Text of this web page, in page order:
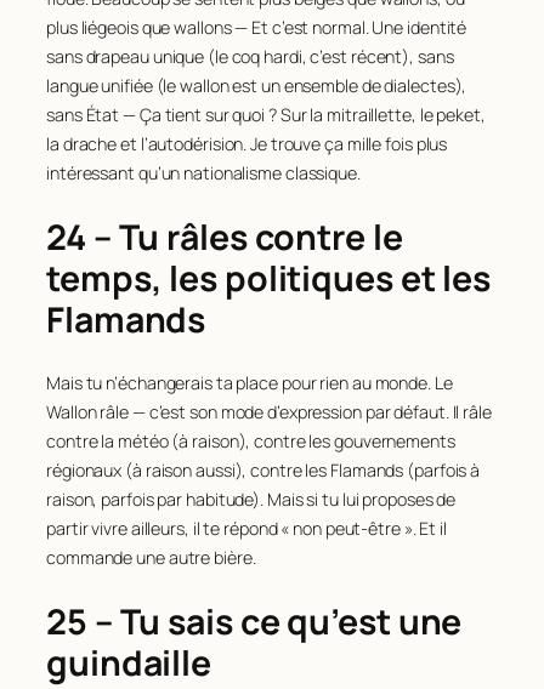
plus liégeois que wallons — Et c’est normal. Une identité
sans drapeau unique (le coq hardi, c’est récent), sans
langue unifiée (le wallon est un ensemble de dialectes),
sans État — Ça tient sur quoi ? Sur la mitraillette, le peket,
la drache et l’autodérision. Je trouve ça mille fois plus
intéressant qu’un nationalisme classique.
24 – Tu râles contre le
temps, les politiques et les
Flamands
Mais tu n’échangerais ta place pour rien au monde. Le
Wallon râle — c’est son mode d’expression par défaut. Il râle
contre la météo (à raison), contre les gouvernements
régionaux (à raison aussi), contre les Flamands (parfois à
raison, parfois par habitude). Mais si tu lui proposes de
partir vivre ailleurs, il te répond « non peut-être ». Et il
commande une autre bière.
25 – Tu sais ce qu’est une
guindaille